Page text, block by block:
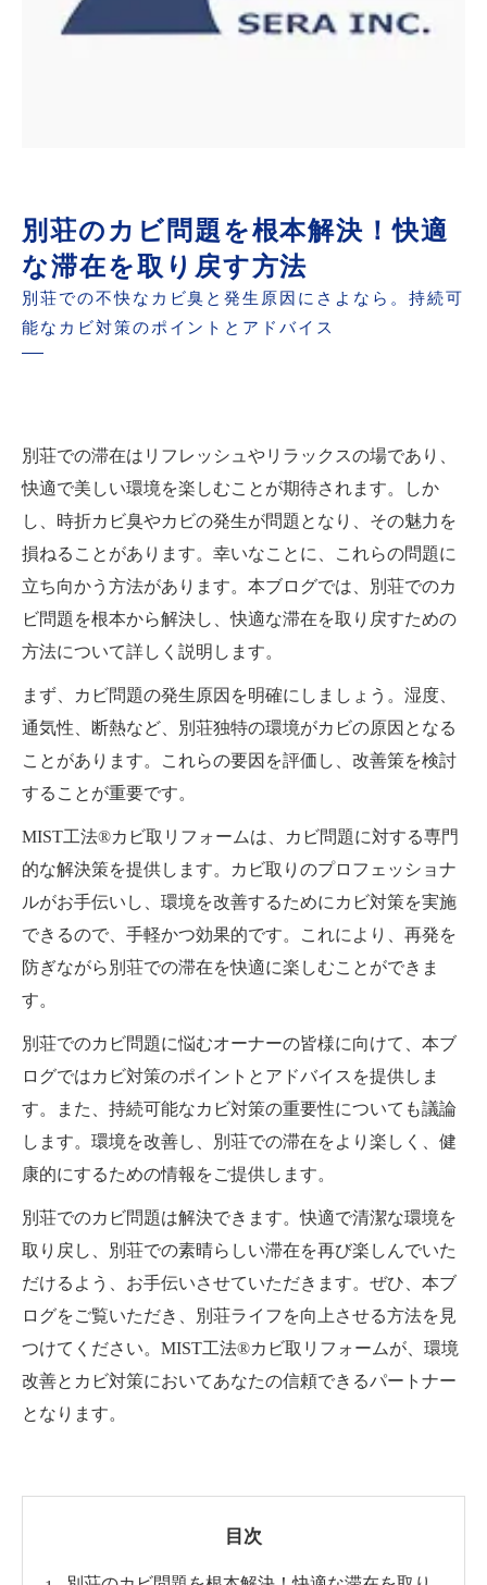
別荘のカビ問題を根本解決！快適
な滞在を取り戻す方法
別荘での不快なカビ臭と発生原因にさよなら。持続可
能なカビ対策のポイントとアドバイス
別荘での滞在はリフレッシュやリラックスの場であり、
快適で美しい環境を楽しむことが期待されます。しか
し、時折カビ臭やカビの発生が問題となり、その魅力を
損ねることがあります。幸いなことに、これらの問題に
立ち向かう方法があります。本ブログでは、別荘でのカ
ビ問題を根本から解決し、快適な滞在を取り戻すための
方法について詳しく説明します。
まず、カビ問題の発生原因を明確にしましょう。湿度、
通気性、断熱など、別荘独特の環境がカビの原因となる
ことがあります。これらの要因を評価し、改善策を検討
することが重要です。
MIST工法®カビ取リフォームは、カビ問題に対する専門
的な解決策を提供します。カビ取りのプロフェッショナ
ルがお手伝いし、環境を改善するためにカビ対策を実施
できるので、手軽かつ効果的です。これにより、再発を
防ぎながら別荘での滞在を快適に楽しむことができま
す。
別荘でのカビ問題に悩むオーナーの皆様に向けて、本ブ
ログではカビ対策のポイントとアドバイスを提供しま
す。また、持続可能なカビ対策の重要性についても議論
します。環境を改善し、別荘での滞在をより楽しく、健
康的にするための情報をご提供します。
別荘でのカビ問題は解決できます。快適で清潔な環境を
取り戻し、別荘での素晴らしい滞在を再び楽しんでいた
だけるよう、お手伝いさせていただきます。ぜひ、本ブ
ログをご覧いただき、別荘ライフを向上させる方法を見
つけてください。MIST工法®カビ取リフォームが、環境
改善とカビ対策においてあなたの信頼できるパートナー
となります。
目次